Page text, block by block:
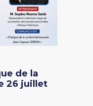
de la
26 juillet